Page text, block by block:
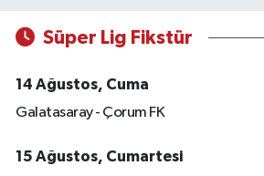
Süper Lig Fikstür
14 Ağustos, Cuma
Galatasaray - Çorum FK
15 Ağustos, Cumartesi